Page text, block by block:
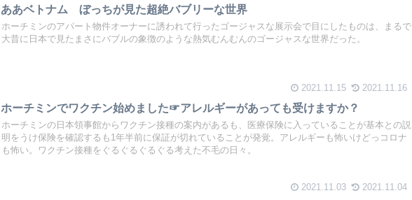
ああベトナム ぼっちが見た超絶バブリーな世界
ホーチミンのアパート物件オーナーに誘われて行ったゴージャスな展示会で目にしたものは、まるで
大昔に日本で見たまさにバブルの象徴のような熱気むんむんのゴージャスな世界だった。
2021.11.15 2021.11.16
ホーチミンでワクチン始めました☞アレルギーがあっても受けますか？
ホーチミンの日本領事館からワクチン接種の案内があるも、医療保険に入っていることが基本との説
明をうけ保険を確認するも1年半前に保証が切れていることが発覚。アレルギーも怖いけどっコロナ
も怖い。ワクチン接種をぐるぐるぐるぐる考えた不毛の日々。
2021.11.03 2021.11.04